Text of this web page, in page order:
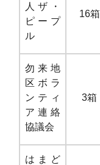
人ザ・
ピープ
ル
16箱
勿来地
区ボラ
ンティ
ア連絡
協議会
3箱
はまど